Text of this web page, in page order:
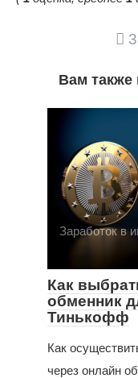
Вам также
Заработок в
Как
обменник
Тинькофф
Как
через онлайн